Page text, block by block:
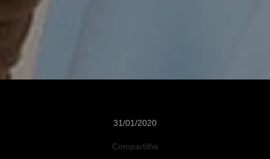
31/01/2020
Compartilhe